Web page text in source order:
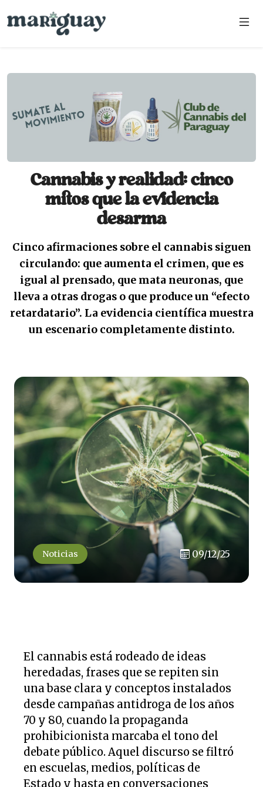
Cannabis y realidad: cinco
mitos que la evidencia
desarma
Cinco afirmaciones sobre el cannabis siguen
circulando: que aumenta el crimen, que es
igual al prensado, que mata neuronas, que
lleva a otras drogas o que produce un “efecto
retardatario”. La evidencia científica muestra
un escenario completamente distinto.
Noticias 09/12/25
El cannabis está rodeado de ideas
heredadas, frases que se repiten sin
una base clara y conceptos instalados
desde campañas antidroga de los años
70 y 80, cuando la propaganda
prohibicionista marcaba el tono del
debate público. Aquel discurso se filtró
en escuelas, medios, políticas de
Estado y hasta en conversaciones